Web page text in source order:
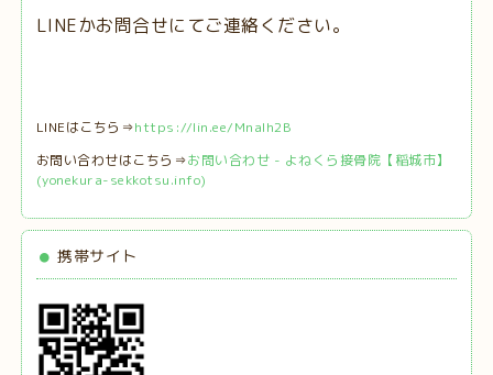
LINEかお問合せにてご連絡ください。
LINEはこちら⇒https://lin.ee/MnaIh2B
お問い合わせはこちら⇒お問い合わせ - よねくら接骨院【稲城市】
(yonekura-sekkotsu.info)
携帯サイト